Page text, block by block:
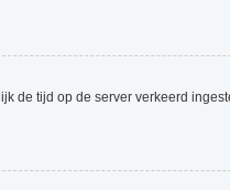
de tijd op de server verkeerd